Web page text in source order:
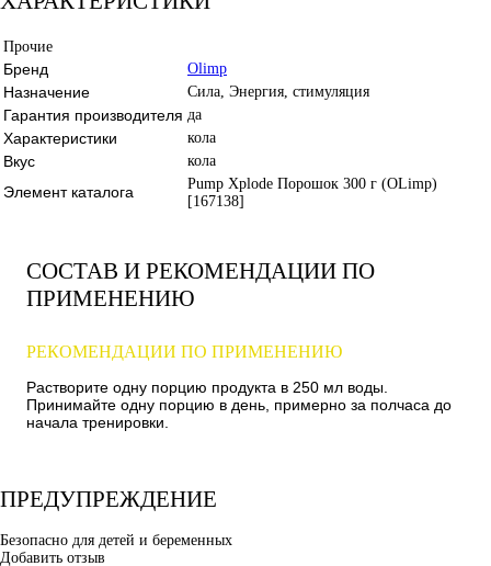
Прочие
Бренд Olimp
Назначение Сила, Энергия, стимуляция
Гарантия производителя да
Характеристики кола
Вкус кола
Элемент каталога
Pump Xplode Порошок 300 г (OLimp)
[167138]
СОСТАВ И РЕКОМЕНДАЦИИ ПО
ПРИМЕНЕНИЮ
РЕКОМЕНДАЦИИ ПО ПРИМЕНЕНИЮ
Растворите одну порцию продукта в 250 мл воды.
Принимайте одну порцию в день, примерно за полчаса до
начала тренировки.
ПРЕДУПРЕЖДЕНИЕ
Безопасно для детей и беременных
Добавить отзыв